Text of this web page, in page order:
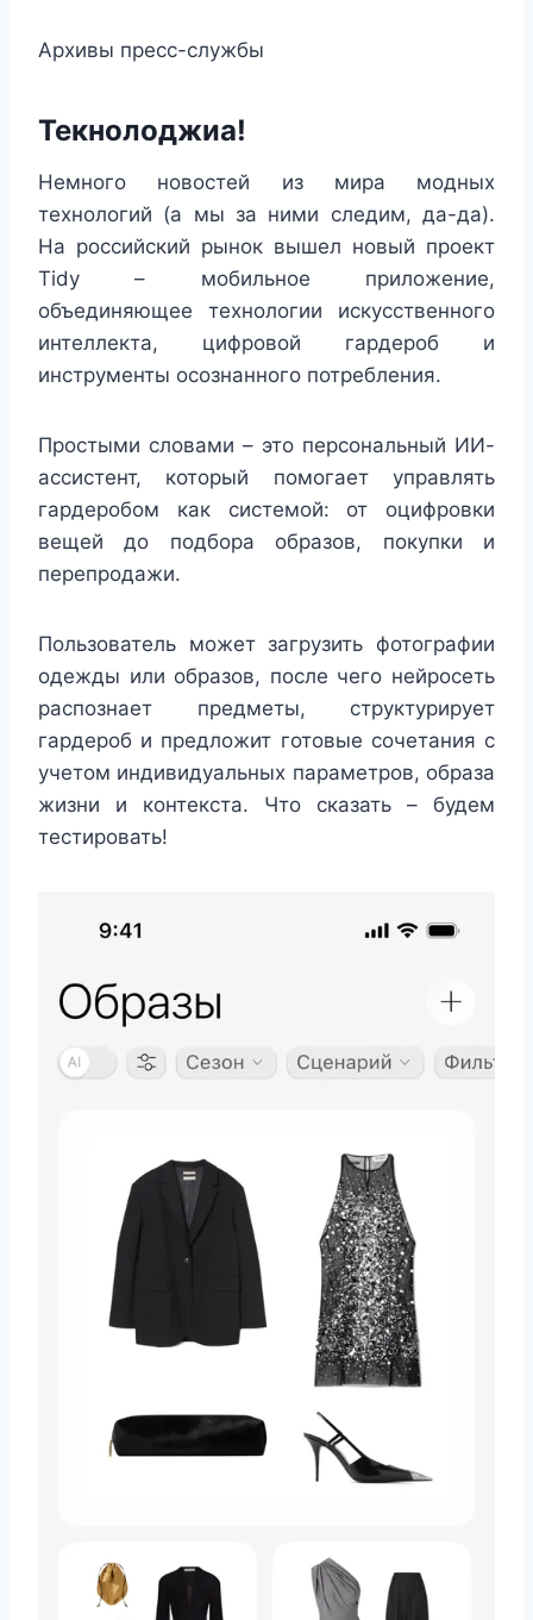
Архивы пресс-службы
Текнолоджиа!
Немного новостей из мира модных
технологий (а мы за ними следим, да-да).
На российский рынок вышел новый проект
Tidy – мобильное приложение,
объединяющее технологии искусственного
интеллекта, цифровой гардероб и
инструменты осознанного потребления.
Простыми словами – это персональный ИИ-
ассистент, который помогает управлять
гардеробом как системой: от оцифровки
вещей до подбора образов, покупки и
перепродажи.
Пользователь может загрузить фотографии
одежды или образов, после чего нейросеть
распознает предметы, структурирует
гардероб и предложит готовые сочетания с
учетом индивидуальных параметров, образа
жизни и контекста. Что сказать – будем
тестировать!